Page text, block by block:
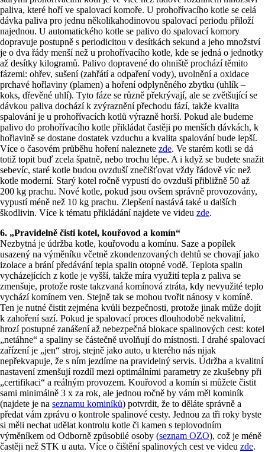
paliva, které hoří ve spalovací komoře. U prohořívacího kotle se celá
dávka paliva pro jednu několikahodinovou spalovací periodu přiloží
najednou. U automatického kotle se palivo do spalovací komory
dopravuje postupně s periodicitou v desítkách sekund a jeho množství
je o dva řády menší než u prohořívacího kotle, kde se jedná o jednotky
až desítky kilogramů. Palivo dopravené do ohniště prochází těmito
fázemi: ohřev, sušení (zahřátí a odpaření vody), uvolnění a oxidace
prchavé hořlaviny (plamen) a hoření odplyněného zbytku (uhlík –
koks, dřevěné uhlí). Tyto fáze se různě překrývají, ale se zvětšující se
dávkou paliva dochází k zvýraznění přechodu fází, takže kvalita
spalování je u prohořívacích kotlů výrazně horší. Pokud ale budeme
palivo do prohořívacího kotle přikládat častěji po menších dávkách, k
hořlavině se dostane dostatek vzduchu a kvalita spalování bude lepší.
Více o časovém průběhu hoření naleznete zde. Ve starém kotli se dá
totiž topit buď zcela špatně, nebo trochu lépe. A i když se budete snažit
sebevíc, staré kotle budou ovzduší znečišťovat vždy řádově víc než
kotle moderní. Starý kotel ročně vypustí do ovzduší přibližně 50 až
200 kg prachu. Nové kotle, pokud jsou ovšem správně provozovány,
vypustí méně než 10 kg prachu. Zlepšení nastává také u dalších
škodlivin. Více k tématu přikládání najdete ve videu zde.
6. „Pravidelně čisti kotel, kouřovod a komín“
Nezbytná je údržba kotle, kouřovodu a komínu. Saze a popílek
usazený na výměníku včetně zkondenzovaných dehtů se chovají jako
izolace a brání předávání tepla spalin otopné vodě. Teplota spalin
vycházejících z kotle je vyšší, takže míra využití tepla z paliva se
zmenšuje, protože roste takzvaná komínová ztráta, kdy nevyužité teplo
vychází komínem ven. Stejně tak se mohou tvořit nánosy v komíně.
Ten je nutné čistit zejména kvůli bezpečnosti, protože jinak může dojít
k zahoření sazí. Pokud je spalovací proces dlouhodobě nekvalitní,
hrozí postupné zanášení až nebezpečná blokace spalinových cest: kotel
„netáhne“ a spaliny se částečně uvolňují do místnosti. I drahé spalovací
zařízení je „jen“ stroj, stejně jako auto, u kterého nás nijak
nepřekvapuje, že s ním jezdíme na pravidelný servis. Údržba a kvalitní
nastavení zmenšují rozdíl mezi optimálními parametry ze zkušebny při
„certifikaci“ a reálným provozem. Kouřovod a komín si můžete čistit
sami minimálně 3 x za rok, ale jednou ročně by vám měl kominík
(najdete je na seznamu kominíků) potvrdit, že to děláte správně a
předat vám zprávu o kontrole spalinové cesty. Jednou za tři roky byste
si měli nechat udělat kontrolu kotle či kamen s teplovodním
výměníkem od Odborně způsobilé osoby (seznam OZO), což je méně
častěji než STK u auta. Více o čištění spalinových cest ve videu zde.